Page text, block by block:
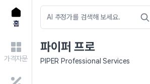
홈
가격자문
파이퍼 프로
PIPER Professional Services